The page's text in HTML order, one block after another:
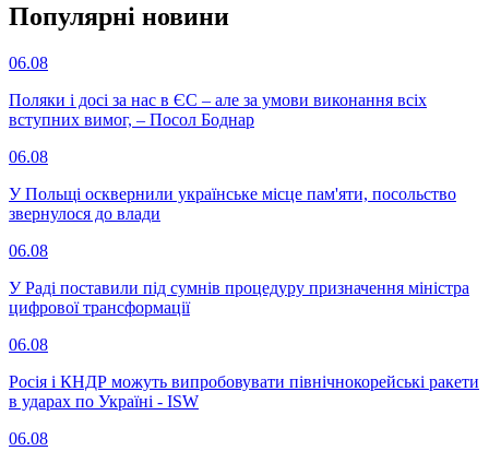
Популярнi новини
06.08
Поляки і досі за нас в ЄС – але за умови виконання всіх
вступних вимог, – Посол Боднар
06.08
У Польщі осквернили українське місце пам'яти, посольство
звернулося до влади
06.08
У Раді поставили під сумнів процедуру призначення міністра
цифрової трансформації
06.08
Росія і КНДР можуть випробовувати північнокорейські ракети
в ударах по Україні - ISW
06.08